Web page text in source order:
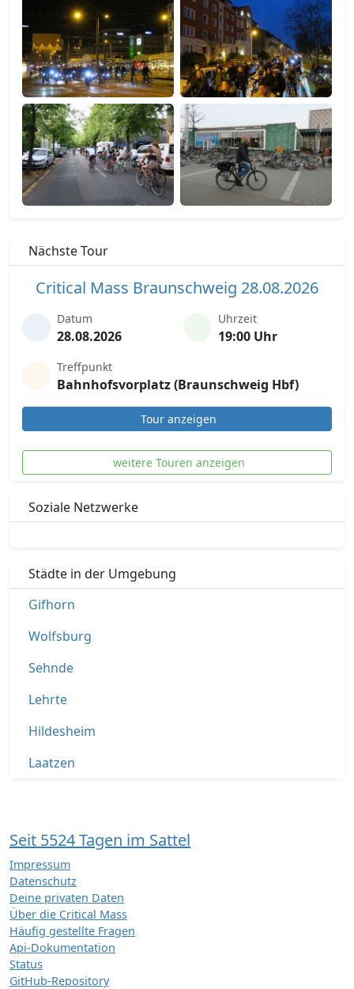
Nächste Tour
Critical Mass Braunschweig 28.08.2026
Datum
28.08.2026
Uhrzeit
19:00 Uhr
Treffpunkt
Bahnhofsvorplatz (Braunschweig Hbf)
Tour anzeigen
weitere Touren anzeigen
Soziale Netzwerke
Städte in der Umgebung
Gifhorn
Wolfsburg
Sehnde
Lehrte
Hildesheim
Laatzen
Seit 5524 Tagen im Sattel
Impressum
Datenschutz
Deine privaten Daten
Über die Critical Mass
Häufig gestellte Fragen
Api-Dokumentation
Status
GitHub-Repository